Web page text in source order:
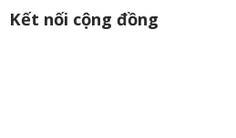
Kết nối cộng đồng